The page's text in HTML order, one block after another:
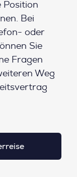
Position
Bei
oder
Sie
Fragen
Weg